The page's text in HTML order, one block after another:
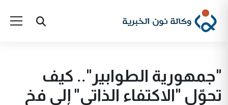
"جمهورية الطوابير".. كيف
تحوّل "الاكتفاء الذاتي" إلى فخ